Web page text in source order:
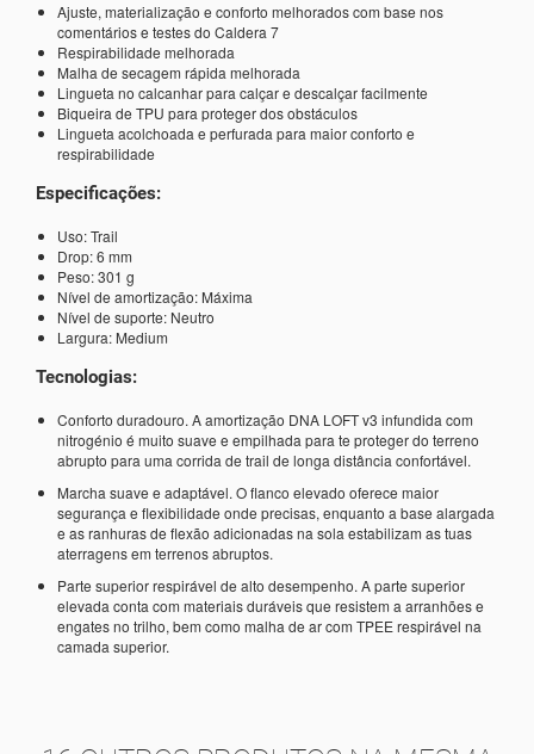
Ajuste, materialização e conforto melhorados com base nos
comentários e testes do Caldera 7
Respirabilidade melhorada
Malha de secagem rápida melhorada
Lingueta no calcanhar para calçar e descalçar facilmente
Biqueira de TPU para proteger dos obstáculos
Lingueta acolchoada e perfurada para maior conforto e
respirabilidade
Especificações:
Uso: Trail
Drop: 6 mm
Peso: 301 g
Nível de amortização: Máxima
Nível de suporte: Neutro
Largura: Medium
Tecnologias:
Conforto duradouro. A amortização DNA LOFT v3 infundida com
nitrogénio é muito suave e empilhada para te proteger do terreno
abrupto para uma corrida de trail de longa distância confortável.
Marcha suave e adaptável. O flanco elevado oferece maior
segurança e flexibilidade onde precisas, enquanto a base alargada
e as ranhuras de flexão adicionadas na sola estabilizam as tuas
aterragens em terrenos abruptos.
Parte superior respirável de alto desempenho. A parte superior
elevada conta com materiais duráveis que resistem a arranhões e
engates no trilho, bem como malha de ar com TPEE respirável na
camada superior.